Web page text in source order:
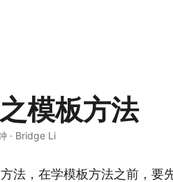
模板方法
· Bridge Li
法，在学模板方法之前，要